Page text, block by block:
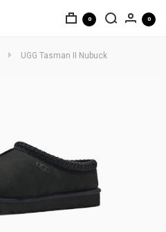
0 0
UGG Tasman II Nubuck